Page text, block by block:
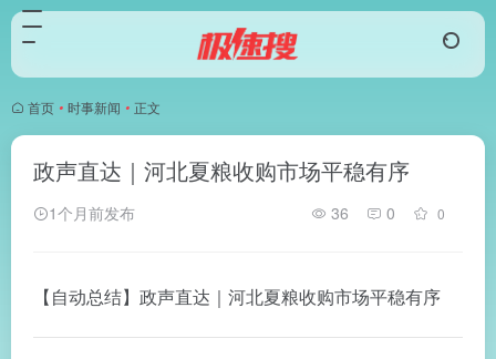
首页 • 时事新闻 • 正文
政声直达｜河北夏粮收购市场平稳有序
1个月前发布 36 0 0
【自动总结】政声直达｜河北夏粮收购市场平稳有序